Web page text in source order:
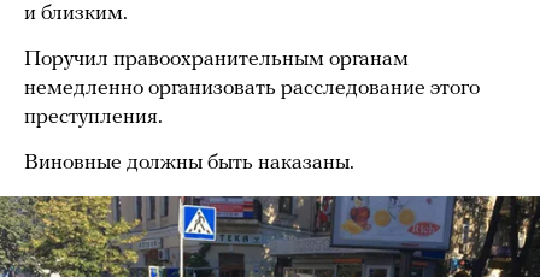
и близким.
Поручил правоохранительным органам
немедленно организовать расследование этого
преступления.
Виновные должны быть наказаны.